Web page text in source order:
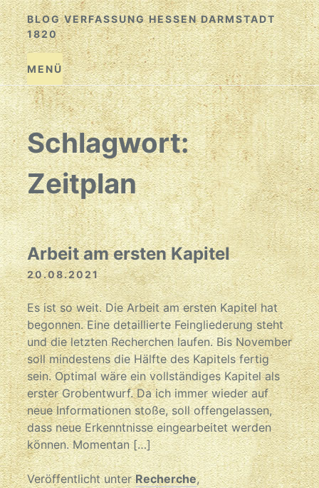
Zum
Inhalt
springen
BLOG VERFASSUNG HESSEN DARMSTADT
1820
MENÜ
Schlagwort:
Zeitplan
Arbeit am ersten Kapitel
20.08.2021
Es ist so weit. Die Arbeit am ersten Kapitel hat
begonnen. Eine detaillierte Feingliederung steht
und die letzten Recherchen laufen. Bis November
soll mindestens die Hälfte des Kapitels fertig
sein. Optimal wäre ein vollständiges Kapitel als
erster Grobentwurf. Da ich immer wieder auf
neue Informationen stoße, soll offengelassen,
dass neue Erkenntnisse eingearbeitet werden
können. Momentan […]
Veröffentlicht unterRecherche,